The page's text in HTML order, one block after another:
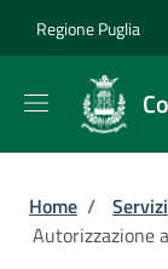
Regione Puglia
Briciole
Home / Servizi
Autorizzazione